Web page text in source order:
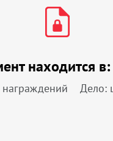
находится в:
Дело: